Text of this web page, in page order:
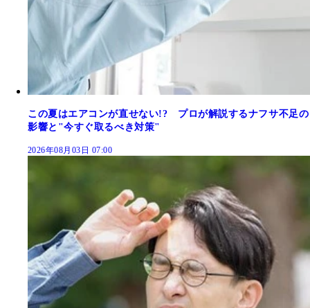
この夏はエアコンが直せない!? プロが解説するナフサ不足の
影響と"今すぐ取るべき対策"
2026年08月03日 07:00